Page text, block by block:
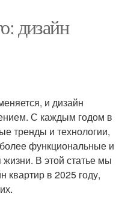
дизайн
и дизайн
С каждым годом в
тренды и технологии,
функциональные и
В этой статье мы
квартир в 2025 году,